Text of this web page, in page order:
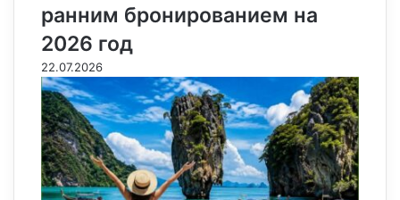
ранним бронированием на
2026 год
22.07.2026